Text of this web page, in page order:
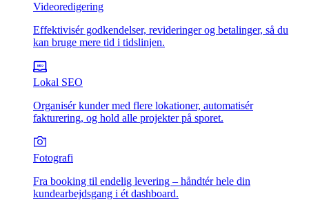
Videoredigering
Effektivisér godkendelser, revideringer og betalinger, så du
kan bruge mere tid i tidslinjen.
Lokal SEO
Organisér kunder med flere lokationer, automatisér
fakturering, og hold alle projekter på sporet.
Fotografi
Fra booking til endelig levering – håndtér hele din
kundearbejdsgang i ét dashboard.